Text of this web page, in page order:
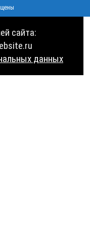
сайта:
данных